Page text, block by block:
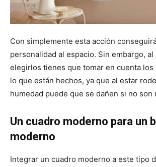
Con simplemente esta acción
personalidad al espacio. Sin embargo,
elegirlos tienes que tomar en cuenta los
lo que están hechos, ya que al estar
humedad puede que se dañen si no son
Un cuadro moderno para un
moderno
Integrar un cuadro moderno a este tipo